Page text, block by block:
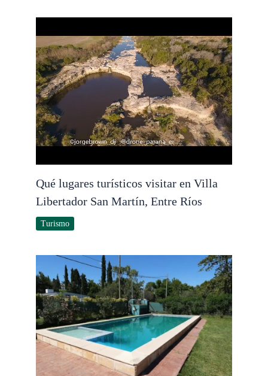
Qué lugares turísticos visitar en Villa
Libertador San Martín, Entre Ríos
Turismo